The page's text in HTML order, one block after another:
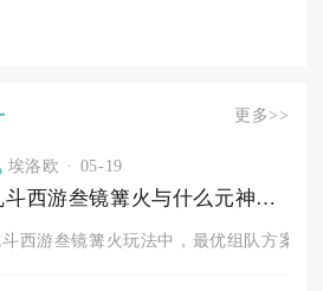
更多>>
埃洛欧 05-19
乱斗西游叁镜篝火与什么元神组队较好
西游叁镜篝火玩法中，最优组队方案核